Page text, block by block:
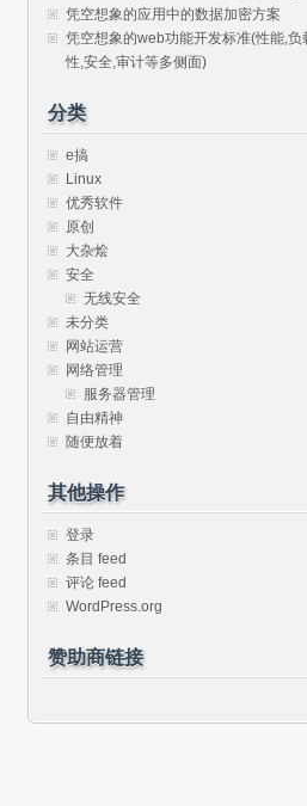
凭空想象的应用中的数据加密方案
凭空想象的web功能开发标准(性能,负
性,安全,审计等多侧面)
分类
e搞
Linux
优秀软件
原创
大杂烩
安全
无线安全
未分类
网站运营
网络管理
服务器管理
自由精神
随便放着
其他操作
登录
条目 feed
评论 feed
WordPress.org
赞助商链接